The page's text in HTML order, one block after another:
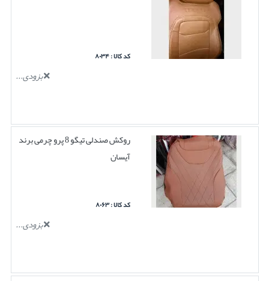
کد کالا : ۸۰۳۴
بزودی...
روکش صندلی تیگو 8 پرو چرمی برند
آیسان
کد کالا : ۸۰۶۳
بزودی...